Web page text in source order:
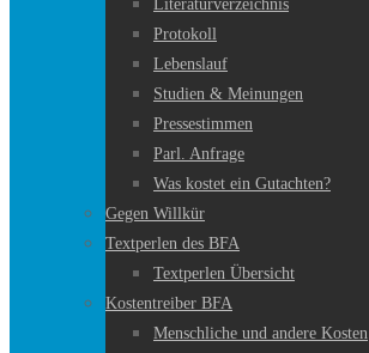
Literaturverzeichnis
Protokoll
Lebenslauf
Studien & Meinungen
Pressestimmen
Parl. Anfrage
Was kostet ein Gutachten?
Gegen Willkür
Textperlen des BFA
Textperlen Übersicht
Kostentreiber BFA
Menschliche und andere Kosten